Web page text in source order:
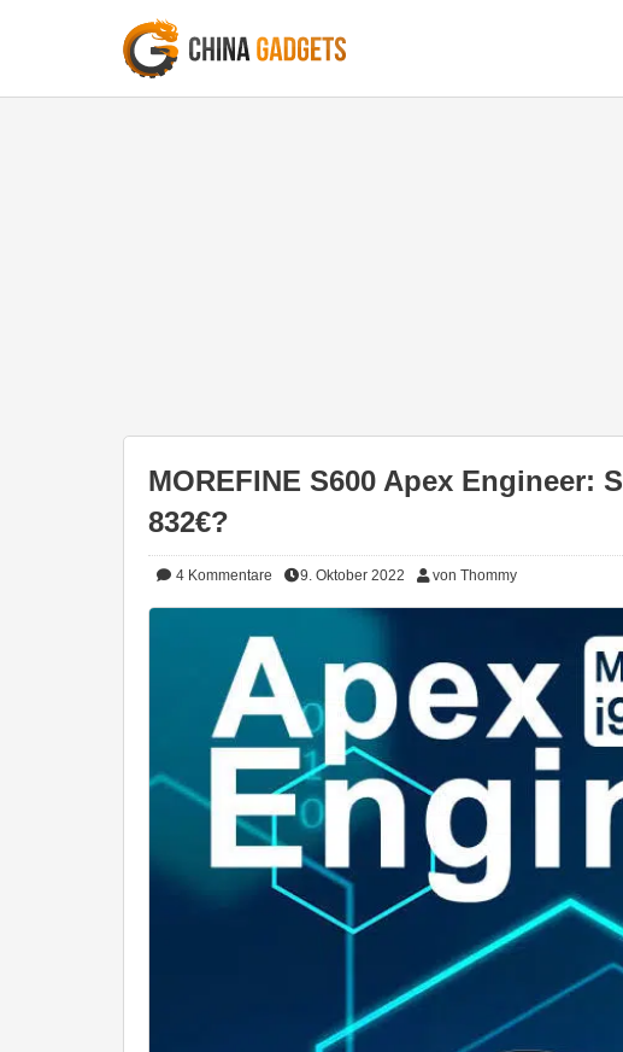
MOREFINE S600 Apex Engineer:
832€?
4 Kommentare 9. Oktober 2022 von Thommy